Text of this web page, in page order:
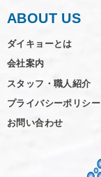
ABOUT US
ダイキョーとは
会社案内
スタッフ・職人紹介
プライバシーポリシー
お問い合わせ